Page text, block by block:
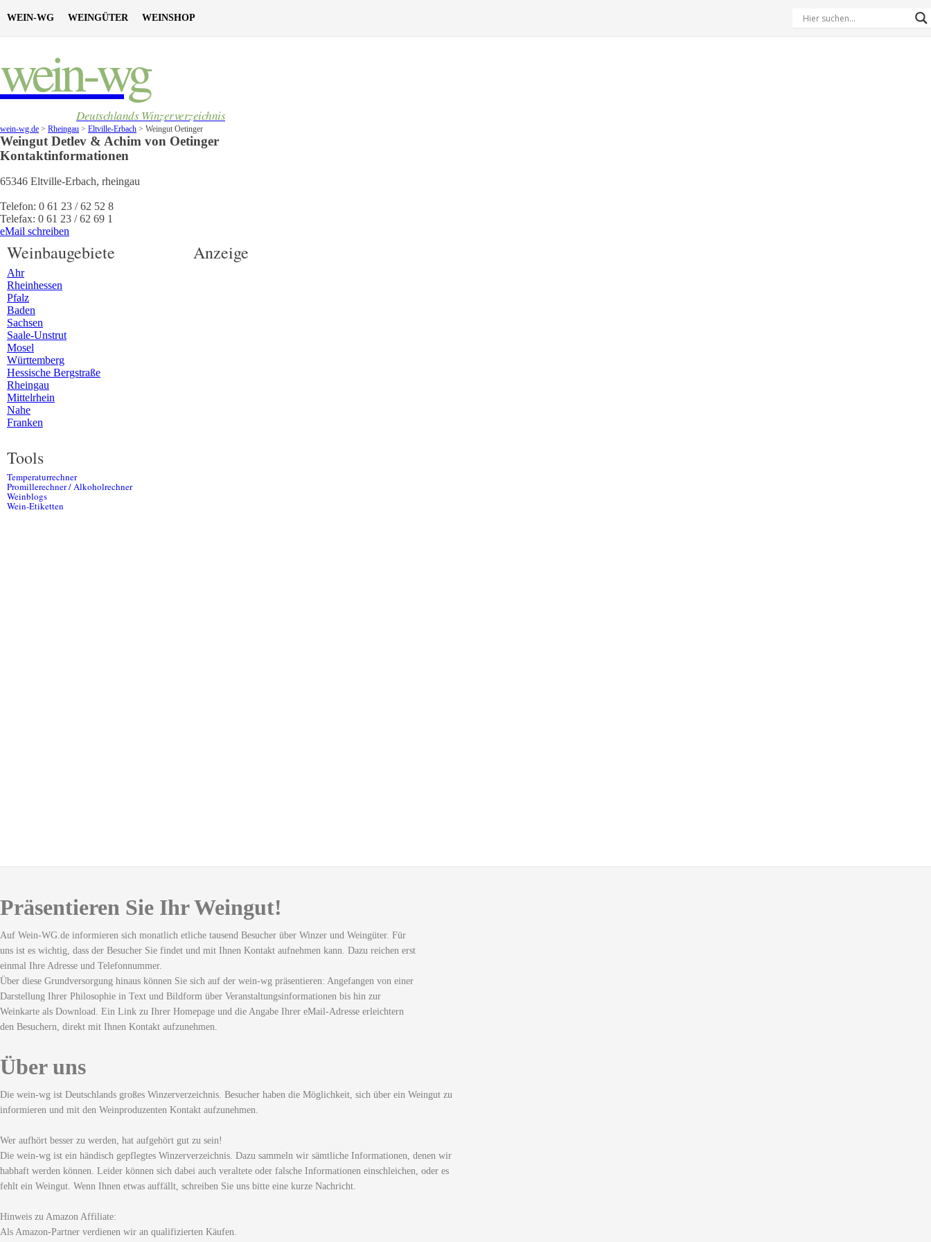
WEIN-WG WEINGÜTER WEINSHOP
wein-wg
Deutschlands Winzerverzeichnis
wein-wg.de > Rheingau > Eltville-Erbach > Weingut Oetinger
Weingut Detlev & Achim von Oetinger
Kontaktinformationen
65346 Eltville-Erbach, rheingau
Telefon: 0 61 23 / 62 52 8
Telefax: 0 61 23 / 62 69 1
eMail schreiben
Weinbaugebiete
Ahr
Rheinhessen
Pfalz
Baden
Sachsen
Saale-Unstrut
Mosel
Württemberg
Hessische Bergstraße
Rheingau
Mittelrhein
Nahe
Franken
Tools
Temperaturrechner
Promillerechner / Alkoholrechner
Weinblogs
Wein-Etiketten
Anzeige
Präsentieren Sie Ihr Weingut!
Auf Wein-WG.de informieren sich monatlich etliche tausend Besucher über Winzer und Weingüter. Für
uns ist es wichtig, dass der Besucher Sie findet und mit Ihnen Kontakt aufnehmen kann. Dazu reichen erst
einmal Ihre Adresse und Telefonnummer.
Über diese Grundversorgung hinaus können Sie sich auf der wein-wg präsentieren: Angefangen von einer
Darstellung Ihrer Philosophie in Text und Bildform über Veranstaltungsinformationen bis hin zur
Weinkarte als Download. Ein Link zu Ihrer Homepage und die Angabe Ihrer eMail-Adresse erleichtern
den Besuchern, direkt mit Ihnen Kontakt aufzunehmen.
Über uns
Die wein-wg ist Deutschlands großes Winzerverzeichnis. Besucher haben die Möglichkeit, sich über ein Weingut zu
informieren und mit den Weinproduzenten Kontakt aufzunehmen.
Wer aufhört besser zu werden, hat aufgehört gut zu sein!
Die wein-wg ist ein händisch gepflegtes Winzerverzeichnis. Dazu sammeln wir sämtliche Informationen, denen wir
habhaft werden können. Leider können sich dabei auch veraltete oder falsche Informationen einschleichen, oder es
fehlt ein Weingut. Wenn Ihnen etwas auffällt, schreiben Sie uns bitte eine kurze Nachricht.
Hinweis zu Amazon Affiliate:
Als Amazon-Partner verdienen wir an qualifizierten Käufen.